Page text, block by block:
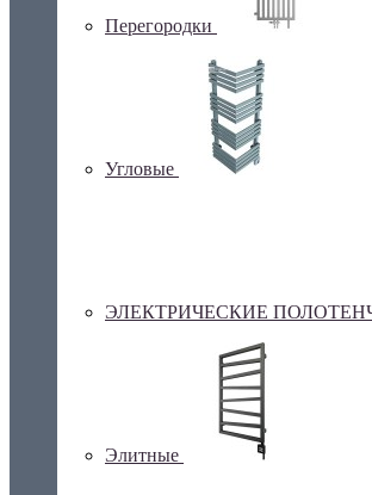
Перегородки
Угловые
ЭЛЕКТРИЧЕСКИЕ
Элитные